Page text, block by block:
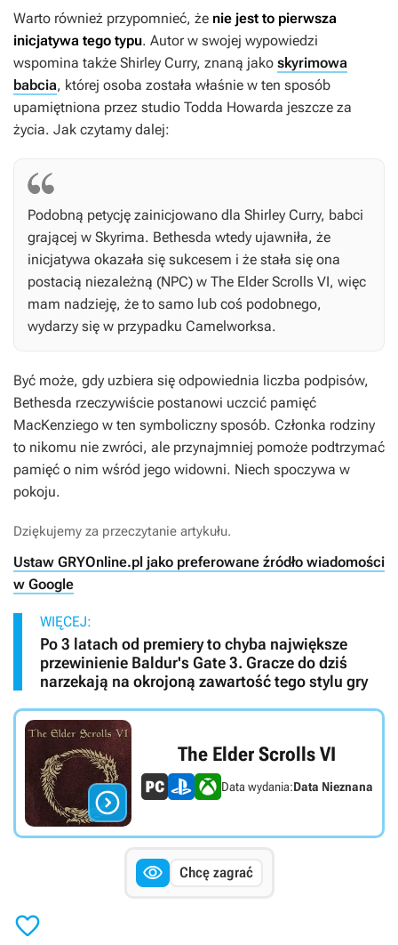
Warto również przypomnieć, że nie jest to pierwsza
inicjatywa tego typu. Autor w swojej wypowiedzi
wspomina także Shirley Curry, znaną jako skyrimowa
babcia, której osoba została właśnie w ten sposób
upamiętniona przez studio Todda Howarda jeszcze za
życia. Jak czytamy dalej:
Podobną petycję zainicjowano dla Shirley Curry, babci
grającej w Skyrima. Bethesda wtedy ujawniła, że
inicjatywa okazała się sukcesem i że stała się ona
postacią niezależną (NPC) w The Elder Scrolls VI, więc
mam nadzieję, że to samo lub coś podobnego,
wydarzy się w przypadku Camelworksa.
Być może, gdy uzbiera się odpowiednia liczba podpisów,
Bethesda rzeczywiście postanowi uczcić pamięć
MacKenziego w ten symboliczny sposób. Członka rodziny
to nikomu nie zwróci, ale przynajmniej pomoże podtrzymać
pamięć o nim wśród jego widowni. Niech spoczywa w
pokoju.
Dziękujemy za przeczytanie artykułu.
Ustaw GRYOnline.pl jako preferowane źródło wiadomości
w Google
WIĘCEJ:
Po 3 latach od premiery to chyba największe
przewinienie Baldur's Gate 3. Gracze do dziś
narzekają na okrojoną zawartość tego stylu gry

The Elder Scrolls VI
Data wydania:Data Nieznana
 Chcę zagrać
